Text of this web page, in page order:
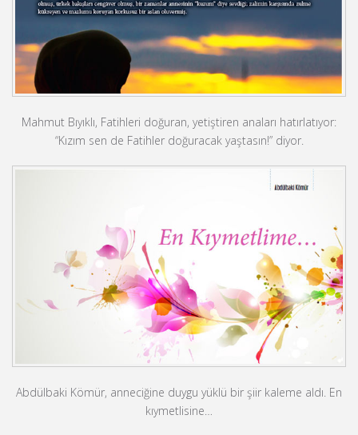
Mahmut Bıyıklı, Fatihleri doğuran, yetiştiren anaları hatırlatıyor:
“Kızım sen de Fatihler doğuracak yaştasın!” diyor.
Abdülbaki Kömür, anneciğine duygu yüklü bir şiir kaleme aldı. En
kıymetlisine…